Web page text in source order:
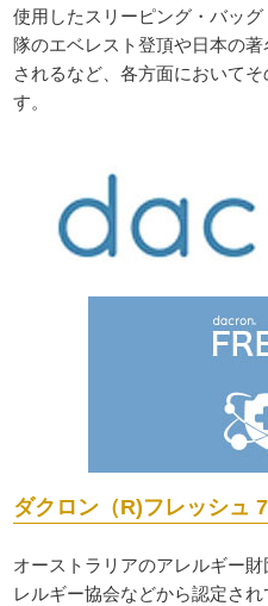
使用したスリーピング・バッ
隊のエベレスト登頂や日本の
されるなど、各方面において
す。
ダクロン（R)フレッシュ
オーストラリアのアレルギー
レルギー協会などから認定さ